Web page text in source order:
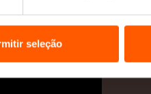
seleção